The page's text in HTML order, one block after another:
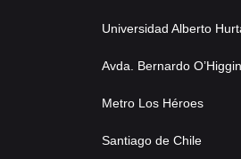
Universidad Alberto
Avda. Bernardo
Metro Los Héroes
Santiago de Chile